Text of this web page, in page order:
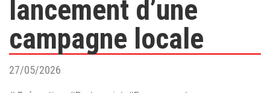
lancement d’une
campagne locale
27/05/2026